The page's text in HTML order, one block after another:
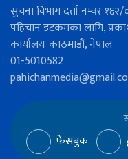
सुचना विभाग दर्ता नम्वर
पहिचान डटकमका लागि,
कार्यालयः काठमाडौं, नेपाल
01-5010582
फेसबुक